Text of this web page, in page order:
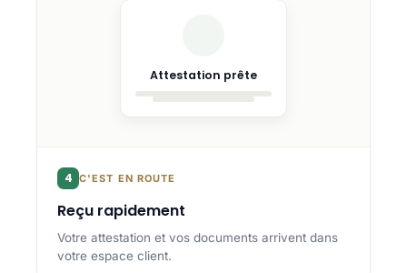
Attestation prête
4 C'EST EN ROUTE
Reçu rapidement
Votre attestation et vos documents arrivent dans
votre espace client.